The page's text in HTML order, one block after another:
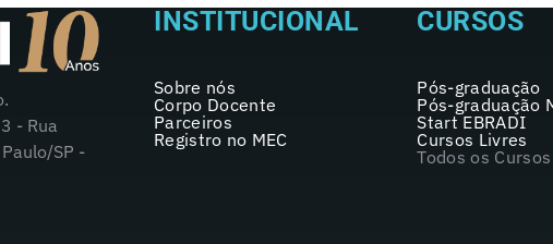
- Rua
SP -
INSTITUCIONAL
Sobre nós
Corpo Docente
Parceiros
Registro no MEC
CURSOS
Pós-graduação
Pós-graduação
Start EBRADI
Cursos Livres
Todos os Cursos